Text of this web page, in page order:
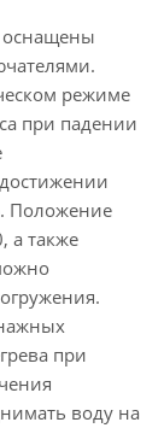
оснащены
режиме
при падении
Положение
а также
при
воду на